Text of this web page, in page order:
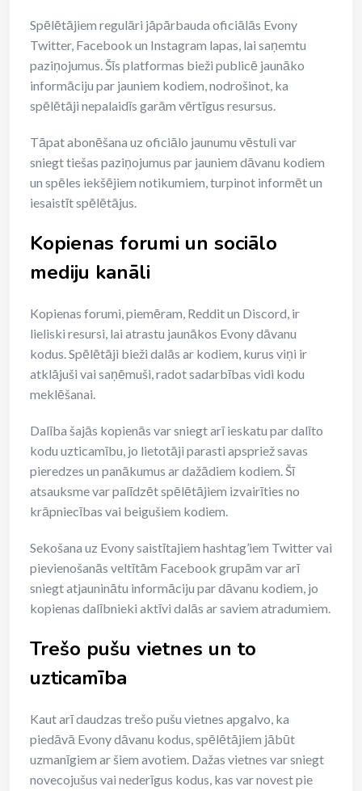
Spēlētājiem regulāri jāpārbauda oficiālās Evony
Twitter, Facebook un Instagram lapas, lai saņemtu
paziņojumus. Šīs platformas bieži publicē jaunāko
informāciju par jauniem kodiem, nodrošinot, ka
spēlētāji nepalaidīs garām vērtīgus resursus.
Tāpat abonēšana uz oficiālo jaunumu vēstuli var
sniegt tiešas paziņojumus par jauniem dāvanu kodiem
un spēles iekšējiem notikumiem, turpinot informēt un
iesaistīt spēlētājus.
Kopienas forumi un sociālo
mediju kanāli
Kopienas forumi, piemēram, Reddit un Discord, ir
lieliski resursi, lai atrastu jaunākos Evony dāvanu
kodus. Spēlētāji bieži dalās ar kodiem, kurus viņi ir
atklājuši vai saņēmuši, radot sadarbības vidi kodu
meklēšanai.
Dalība šajās kopienās var sniegt arī ieskatu par dalīto
kodu uzticamību, jo lietotāji parasti apspriež savas
pieredzes un panākumus ar dažādiem kodiem. Šī
atsauksme var palīdzēt spēlētājiem izvairīties no
krāpniecības vai beigušiem kodiem.
Sekošana uz Evony saistītajiem hashtag’iem Twitter vai
pievienošanās veltītām Facebook grupām var arī
sniegt atjauninātu informāciju par dāvanu kodiem, jo
kopienas dalībnieki aktīvi dalās ar saviem atradumiem.
Trešo pušu vietnes un to
uzticamība
Kaut arī daudzas trešo pušu vietnes apgalvo, ka
piedāvā Evony dāvanu kodus, spēlētājiem jābūt
uzmanīgiem ar šiem avotiem. Dažas vietnes var sniegt
novecojušus vai nederīgus kodus, kas var novest pie